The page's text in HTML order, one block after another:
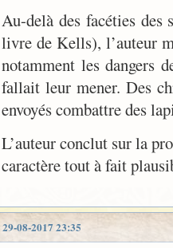
Au-delà des facéties
livre de Kells), l’auteur
notamment les dangers
fallait leur mener. Des
envoyés combattre des
L’auteur conclut sur la
caractère tout à fait
29-08-2017 23:35